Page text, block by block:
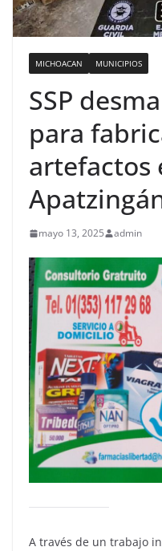
MICHOACAN MUNICIPIOS
SSP
para
artefactos
mayo 13, 2025 admin
A través de un trabajo